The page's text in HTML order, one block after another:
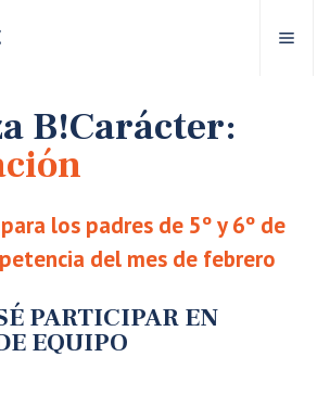
B!Carácter:
los padres de 5º y 6º de
del mes de febrero
PARTICIPAR EN
EQUIPO